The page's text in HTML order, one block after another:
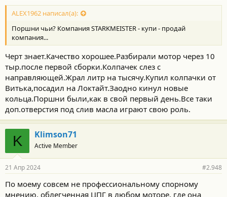
ALEX1962 написал(а):
Поршни чьи? Компания STARKMEISTER - купи - продай
компания...
Черт знает.Качество хорошее.Разбирали мотор через 10
тыр.после первой сборки.Колпачек слез с
направляющей.Жрал литр на тысячу.Купил колпачки от
Витька,посадил на Локтайт.Заодно кинул новые
кольца.Поршни были,как в свой первый день.Все таки
доп.отверстия под слив масла играют свою роль.
K Klimson71
Active Member
21 Апр 2024 #2.948
По моему совсем не профессиональному спорному
мнению, облегченная ЦПГ в любом моторе, где она